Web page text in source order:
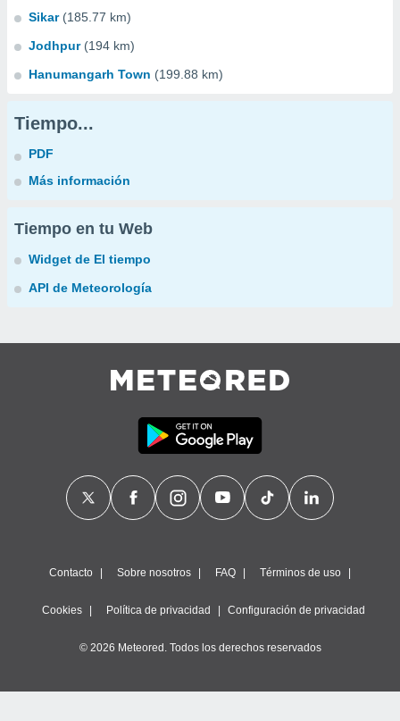
Sikar (185.77 km)
Jodhpur (194 km)
Hanumangarh Town (199.88 km)
Tiempo...
PDF
Más información
Tiempo en tu Web
Widget de El tiempo
API de Meteorología
Contacto Sobre nosotros FAQ Términos de uso
Cookies Política de privacidad Configuración de privacidad
© 2026 Meteored. Todos los derechos reservados